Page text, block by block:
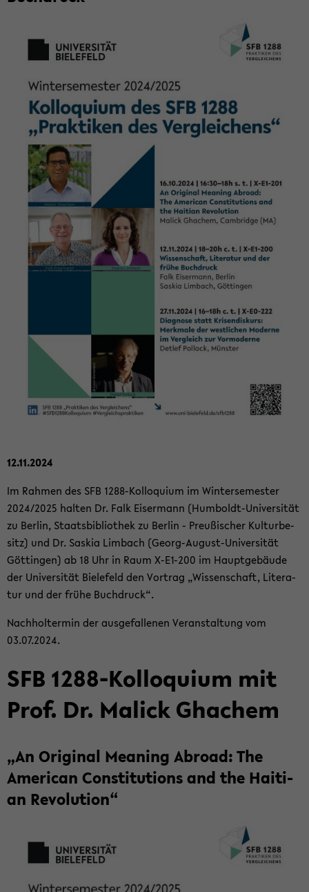
12.11.2024
Im Rah­men des SFB 1288-​Kolloquium im Win­ter­se­mes­ter
2024/2025 hal­ten Dr. Falk Eis­er­mann (Humboldt-​Universität
zu Ber­lin, Staats­bi­blio­thek zu Ber­lin - Preu­ßi­scher Kul­tur­be­
sitz) und Dr. Sas­kia Lim­bach (Georg-​August-Universität
Göt­tin­gen) ab 18 Uhr in Raum X-​E1-200 im Haupt­ge­bäu­de
der Uni­ver­si­tät Bie­le­feld den Vor­trag „Wis­sen­schaft, Li­te­ra­
tur und der frühe Buch­druck“.
Nach­hol­ter­min der aus­ge­fal­le­nen Ver­an­stal­tung vom
03.07.2024.
SFB 1288-​Kolloquium mit
Prof. Dr. Malick Gha­chem
„An Ori­gi­nal Me­a­ning Ab­road: The
Ame­ri­can Con­sti­tu­ti­ons and the Hai­ti­
an Re­vo­lu­ti­on“